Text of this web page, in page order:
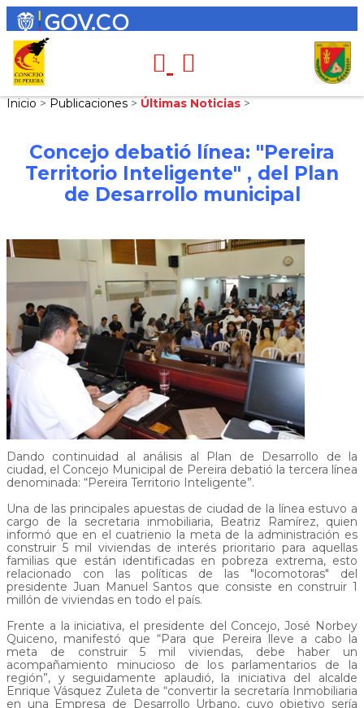
Inicio > Publicaciones > Últimas Noticias >
Concejo debatió línea: "Pereira
Territorio Inteligente" , del Plan
de Desarrollo municipal
Dando continuidad al análisis al Plan de Desarrollo de la
ciudad, el Concejo Municipal de Pereira debatió la tercera línea
denominada: “Pereira Territorio Inteligente”.
Una de las principales apuestas de ciudad de la línea estuvo a
cargo de la secretaria inmobiliaria, Beatriz Ramírez, quien
informó que en el cuatrienio la meta de la administración es
construir 5 mil viviendas de interés prioritario para aquellas
familias que están identificadas en pobreza extrema, esto
relacionado con las políticas de las "locomotoras" del
presidente Juan Manuel Santos que consiste en construir 1
millón de viviendas en todo el país.
Frente a la iniciativa, el presidente del Concejo, José Norbey
Quiceno, manifestó que “Para que Pereira lleve a cabo la
meta de construir 5 mil viviendas, debe haber un
acompañamiento minucioso de los parlamentarios de la
región”, y seguidamente aplaudió, la iniciativa del alcalde
Enrique Vásquez Zuleta de “convertir la secretaría Inmobiliaria
en una Empresa de Desarrollo Urbano, cuyo objetivo sería